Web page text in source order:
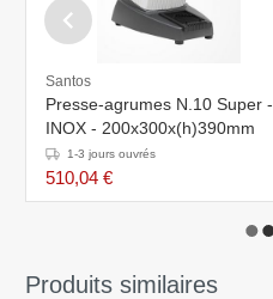
Santos
Presse-agrumes N.10 Super -
INOX - 200x300x(h)390mm
1-3 jours ouvrés
510,04 €
Produits similaires